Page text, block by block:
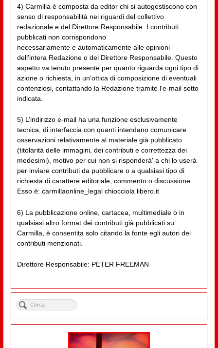
4) Carmilla è composta da editor chi si autogestiscono con
senso di responsabilità nei riguardi del collettivo
redazionale e del Direttore Responsabile. I contributi
pubblicati non corrispondono
necessariamente e automaticamente alle opinioni
dell'intera Redazione o del Direttore Responsabile. Questo
aspetto va tenuto presente per quanto riguarda ogni tipo di
azione o richiesta, in un'ottica di composizione di eventuali
contenziosi, contattando la Redazione tramite l'e-mail sotto
indicata.
5) L’indirizzo e-mail ha una funzione esclusivamente
tecnica, di interfaccia con quanti intendano comunicare
osservazioni relativamente al materiale già pubblicato
(titolarità delle immagini, dei contributi e correttezza dei
medesimi), motivo per cui non si risponderà' a chi lo userà
per inviare contributi da pubblicare o a qualsiasi tipo di
richiesta di carattere editoriale, commento o discussione.
Esso è: carmillaonline_legal chiocciola libero.it
6) La pubblicazione online, cartacea, multimediale o in
qualsiasi altro format dei contributi già pubblicati su
Carmilla, è consentita solo citando la fonte egli autori dei
contributi menzionati.
Direttore Responsabile: PETER FREEMAN